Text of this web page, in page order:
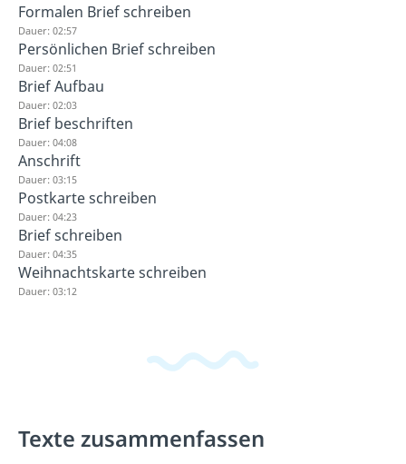
Formalen Brief schreiben
Dauer: 02:57
Persönlichen Brief schreiben
Dauer: 02:51
Brief Aufbau
Dauer: 02:03
Brief beschriften
Dauer: 04:08
Anschrift
Dauer: 03:15
Postkarte schreiben
Dauer: 04:23
Brief schreiben
Dauer: 04:35
Weihnachtskarte schreiben
Dauer: 03:12
Texte zusammenfassen